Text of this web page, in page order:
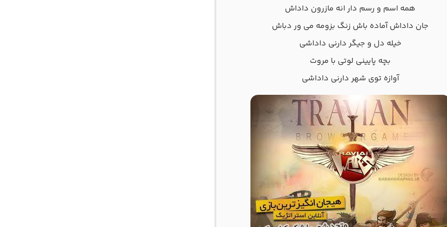
همه اسم و رسم دار انه مازرون داداش
جان داداش آماده باش زنگ بزومه می ور دباش
خیله دل و جیگر دارنی داداشی
بچه پایینی لوتی با مروت
آوازه توی شهر دارنی داداشی